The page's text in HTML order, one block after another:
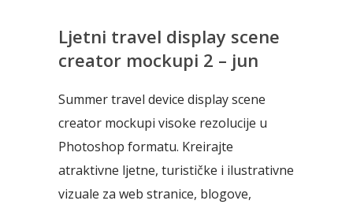
Ljetni travel display scene
creator mockupi 2 – jun
Summer travel device display scene
creator mockupi visoke rezolucije u
Photoshop formatu. Kreirajte
atraktivne ljetne, turističke i ilustrativne
vizuale za web stranice, blogove,